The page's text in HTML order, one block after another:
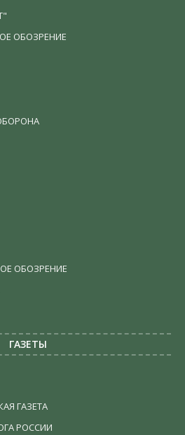
ОБОЗРЕНИЕ
ОБОЗРЕНИЕ
ГАЗЕТЫ
ГАЗЕТА
РОССИИ